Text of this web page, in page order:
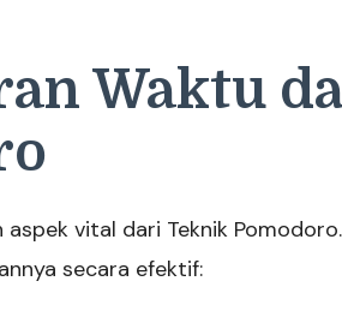
Waktu
vital dari Teknik
secara efektif: